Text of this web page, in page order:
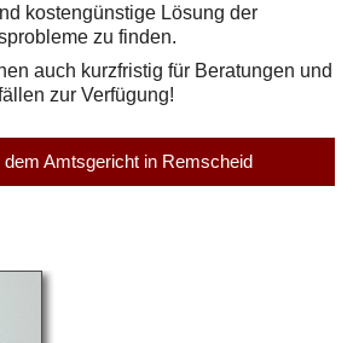
kostengünstige Lösung der
zu finden.
auch kurzfristig für Beratungen und
zur Verfügung!
dem Amtsgericht in Remscheid